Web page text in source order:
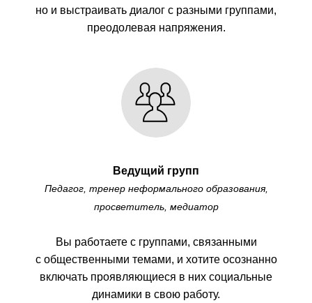
но и выстраивать диалог с разными группами,
преодолевая напряжения.
Ведущий групп
Педагог, тренер неформального образования,
просветитель, медиатор
Вы работаете с группами, связанными
с общественными темами, и хотите осознанно
включать проявляющиеся в них социальные
динамики в свою работу.